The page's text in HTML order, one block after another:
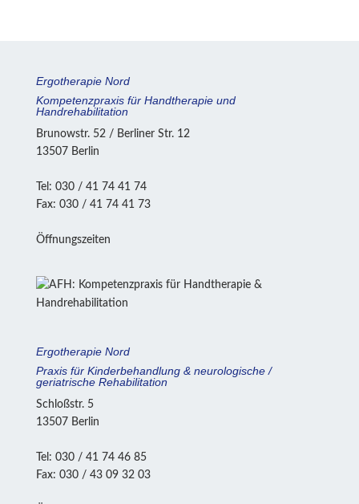
Ergotherapie Nord
Kompetenzpraxis für Hand­therapie und
Handrehabilitation
Brunowstr. 52 / Berliner Str. 12
13507 Berlin
Tel: 030 / 41 74 41 74
Fax: 030 / 41 74 41 73
Öffnungszeiten
Ergotherapie Nord
Praxis für Kinderbehandlung & neurologische /
geriatrische Rehabilitation
Schloßstr. 5
13507 Berlin
Tel: 030 / 41 74 46 85
Fax: 030 / 43 09 32 03